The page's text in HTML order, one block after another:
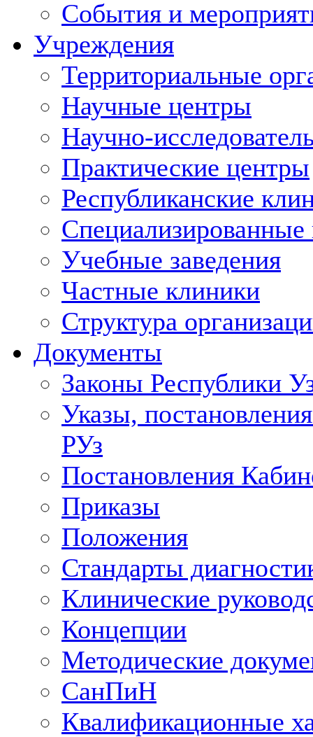
События и
Учреждения
Территориальные
Научные центры
Научно-
Практические центры
Республиканские
Учебные заведения
Частные клиники
Структура
Документы
Законы Республики
Указы,
РУз
Постановления
Приказы
Положения
Стандарты
Клинические
Концепции
Методические
СанПиН
Квалификационные